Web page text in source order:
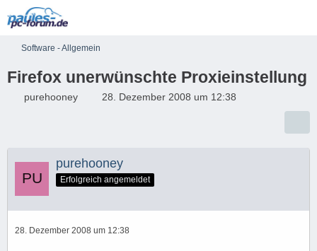
Software - Allgemein
Firefox unerwünschte Proxieinstellung
purehooney 28. Dezember 2008 um 12:38
purehooney
Erfolgreich angemeldet
28. Dezember 2008 um 12:38